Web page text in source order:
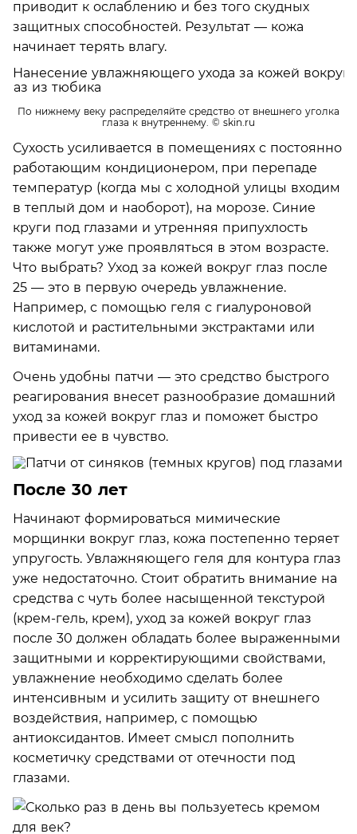
приводит к ослаблению и без того скудных
защитных способностей. Результат — кожа
начинает терять влагу.
По нижнему веку распределяйте средство от внешнего уголка
глаза к внутреннему. © skin.ru
Сухость усиливается в помещениях с постоянно
работающим кондиционером, при перепаде
температур (когда мы с холодной улицы входим
в теплый дом и наоборот), на морозе. Синие
круги под глазами и утренняя припухлость
также могут уже проявляться в этом возрасте.
Что выбрать? Уход за кожей вокруг глаз после
25 — это в первую очередь увлажнение.
Например, с помощью геля с гиалуроновой
кислотой и растительными экстрактами или
витаминами.
Очень удобны патчи — это средство быстрого
реагирования внесет разнообразие домашний
уход за кожей вокруг глаз и поможет быстро
привести ее в чувство.
После 30 лет
Начинают формироваться мимические
морщинки вокруг глаз, кожа постепенно теряет
упругость. Увлажняющего геля для контура глаз
уже недостаточно. Стоит обратить внимание на
средства с чуть более насыщенной текстурой
(крем-гель, крем), уход за кожей вокруг глаз
после 30 должен обладать более выраженными
защитными и корректирующими свойствами,
увлажнение необходимо сделать более
интенсивным и усилить защиту от внешнего
воздействия, например, с помощью
антиоксидантов. Имеет смысл пополнить
косметичку средствами от отечности под
глазами.